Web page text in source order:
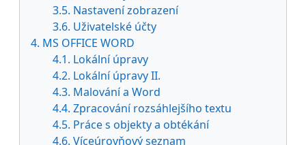
3.5. Nastavení zobrazení
3.6. Uživatelské účty
4. MS OFFICE WORD
4.1. Lokální úpravy
4.2. Lokální úpravy II.
4.3. Malování a Word
4.4. Zpracování rozsáhlejšího textu
4.5. Práce s objekty a obtékání
4.6. Víceúrovňový seznam